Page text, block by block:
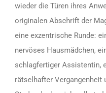
wieder die Türen ihres
originalen Abschrift der
eine exzentrische Runde:
nervöses Hausmädchen,
schlagfertiger Assistentin,
rätselhafter Vergangenheit